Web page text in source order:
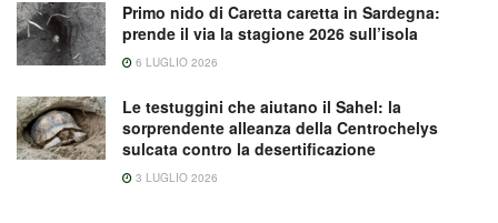
Primo nido di Caretta caretta in Sardegna:
prende il via la stagione 2026 sull’isola
6 LUGLIO 2026
Le testuggini che aiutano il Sahel: la
sorprendente alleanza della Centrochelys
sulcata contro la desertificazione
3 LUGLIO 2026